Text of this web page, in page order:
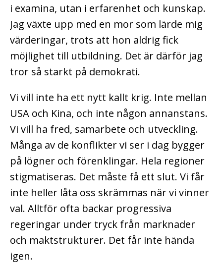
i examina, utan i erfarenhet och kunskap.
Jag växte upp med en mor som lärde mig
värderingar, trots att hon aldrig fick
möjlighet till utbildning. Det är därför jag
tror så starkt på demokrati.
Vi vill inte ha ett nytt kallt krig. Inte mellan
USA och Kina, och inte någon annanstans.
Vi vill ha fred, samarbete och utveckling.
Många av de konflikter vi ser i dag bygger
på lögner och förenklingar. Hela regioner
stigmatiseras. Det måste få ett slut. Vi får
inte heller låta oss skrämmas när vi vinner
val. Alltför ofta backar progressiva
regeringar under tryck från marknader
och maktstrukturer. Det får inte hända
igen.